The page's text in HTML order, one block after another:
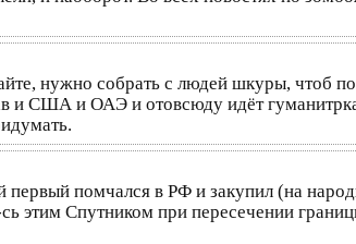
нужно собрать с людей шкуры, чтоб
и США и ОАЭ и отовсюду идёт
первый помчался в РФ и закупил (на
этим Спутником при пересечении